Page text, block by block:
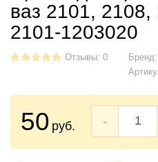
ваз 2101, 2108,
2101-1203020
Отзывы: 0 Бренд:
50 руб. -